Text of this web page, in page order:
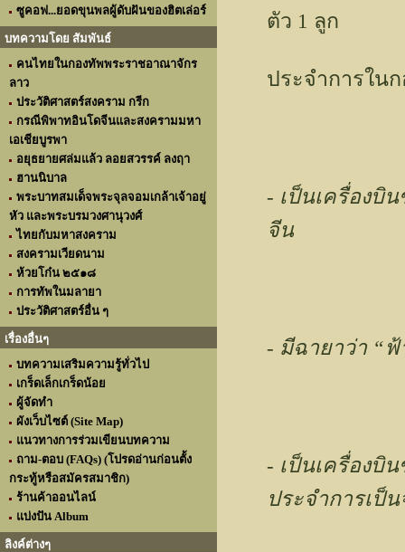
ซูคอฟ...ยอดขุนพลผู้ดับฝันของฮิตเล่อร์
บทความโดย สัมพันธ์
คนไทยในกองทัพพระราชอาณาจักร
ลาว
ประวัติศาสตร์สงคราม กรีก
กรณีพิพาทอินโดจีนและสงครามมหา
เอเชียบูรพา
อยุธยายศล่มแล้ว ลอยสวรรค์ ลงฤา
ฮานนิบาล
พระบาทสมเด็จพระจุลจอมเกล้าเจ้าอยู่
หัว และพระบรมวงศานุวงศ์
ไทยกับมหาสงคราม
สงครามเวียดนาม
ห้วยโก๋น ๒๕๑๘
การทัพในมลายา
ประวัติศาสตร์อื่น ๆ
เรื่องอื่นๆ
บทความเสริมความรู้ทั่วไป
เกร็ดเล็กเกร็ดน้อย
ผู้จัดทำ
ผังเว็บไซต์ (Site Map)
แนวทางการร่วมเขียนบทความ
ถาม-ตอบ (FAQs) (โปรดอ่านก่อนตั้ง
กระทู้หรือสมัครสมาชิก)
ร้านค้าออนไลน์
แบ่งปัน Album
ลิงค์ต่างๆ
ตัว 1 ลูก
ประจำการใน
- เป็นเครื่องบิ
จีน
- มีฉายาว่า “ฟ้
- เป็นเครื่องบิ
ประจำการเป็